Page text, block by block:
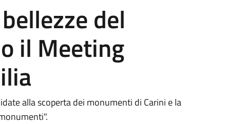
del
il Meeting
alla scoperta dei monumenti di Carini e la